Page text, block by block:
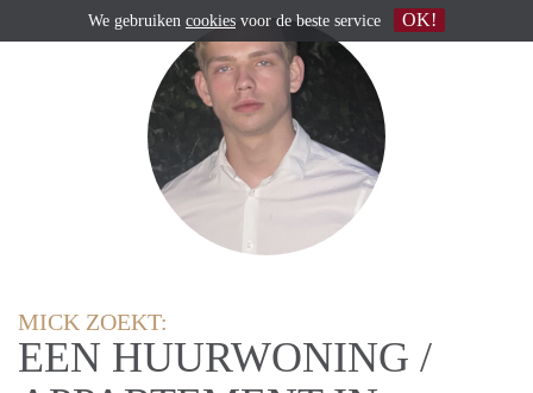
MICK ZOEKT:
EEN HUURWONING /
We gebruiken cookies voor de beste service OK!